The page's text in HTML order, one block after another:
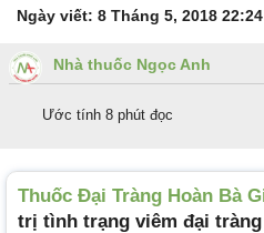
Ngày viết: 8 Tháng 5, 2018
Nhà thuốc Ngọc Anh
Ước tính 8 phút đọc
Thuốc Đại Tràng Hoàn Bà
trị tình trạng viêm đại